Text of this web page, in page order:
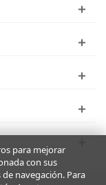
para mejorar
con sus
navegación. Para